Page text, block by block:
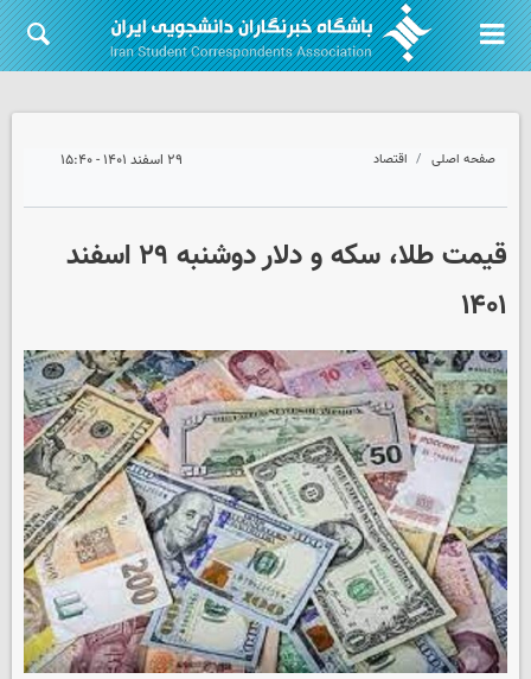
صفحه اصلی اقتصاد ۲۹ اسفند ۱۴۰۱ - ۱۵:۴۰
قیمت طلا، سکه و دلار دوشنبه ۲۹ اسفند
۱۴۰۱